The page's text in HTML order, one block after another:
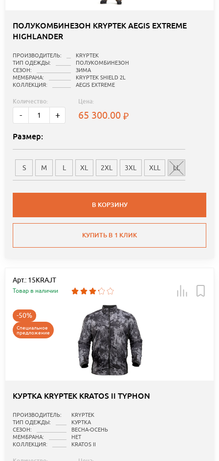
ПОЛУКОМБИНЕЗОН KRYPTEK AEGIS EXTREME
HIGHLANDER
ПРОИЗВОДИТЕЛЬ:
KRYPTEK
ТИП ОДЕЖДЫ:
ПОЛУКОМБИНЕЗОН
СЕЗОН:
ЗИМА
МЕМБРАНА:
KRYPTEK SHIELD 2L
КОЛЛЕКЦИЯ:
AEGIS EXTREME
Количество:
- +
Цена:
65 300.00
Размер:
S M L XL 2XL 3XL XLL LL
В КОРЗИНУ
КУПИТЬ В 1 КЛИК
Арт.: 15KRAJT
Товар в наличии
-50%
Специальное
предложение
КУРТКА KRYPTEK KRATOS II TYPHON
ПРОИЗВОДИТЕЛЬ:
KRYPTEK
ТИП ОДЕЖДЫ:
КУРТКА
СЕЗОН:
ВЕСНА-ОСЕНЬ
МЕМБРАНА:
НЕТ
КОЛЛЕКЦИЯ:
KRATOS II